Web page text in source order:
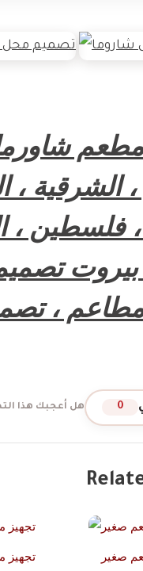
، الشرقية
فلسطين ،
بيروت
،
0 هل أعجبك هذا
تجهيز صغير